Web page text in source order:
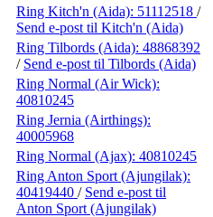
Ring Kitch'n (Aida): 51112518 /
Send e-post til Kitch'n (Aida)
Ring Tilbords (Aida): 48868392
/ Send e-post til Tilbords (Aida)
Ring Normal (Air Wick):
40810245
Ring Jernia (Airthings):
40005968
Ring Normal (Ajax): 40810245
Ring Anton Sport (Ajungilak):
40419440 / Send e-post til
Anton Sport (Ajungilak)